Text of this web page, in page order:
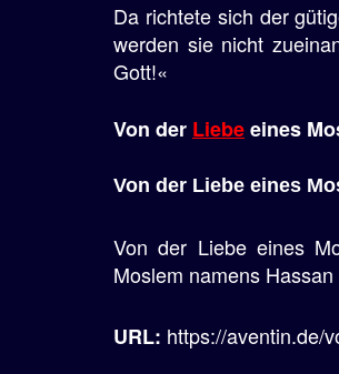
Da richtete sich der
werden sie nicht
Gott!«
Von der Liebeeines
Von der Liebe eines
Von der Liebe eines
Moslem namens
URL: https://aventin.de/